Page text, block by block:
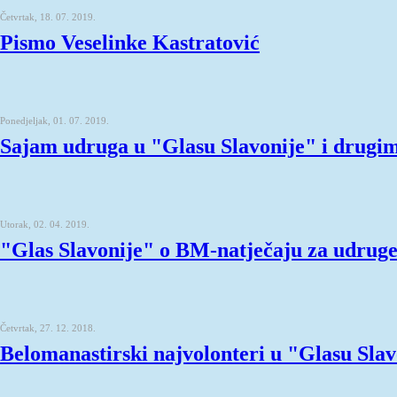
Četvrtak, 18. 07. 2019.
Pismo Veselinke Kastratović
Ponedjeljak, 01. 07. 2019.
Sajam udruga u "Glasu Slavonije" i
Utorak, 02. 04. 2019.
"Glas Slavonije" o BM-natječaju za udruge
Četvrtak, 27. 12. 2018.
Belomanastirski najvolonteri u "Glasu